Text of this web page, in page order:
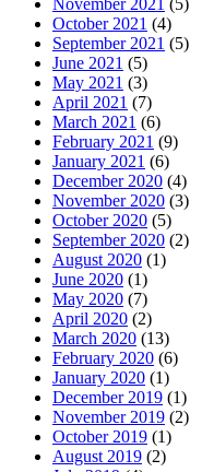
November 2021 (5)
October 2021 (4)
September 2021 (5)
June 2021 (5)
May 2021 (3)
April 2021 (7)
March 2021 (6)
February 2021 (9)
January 2021 (6)
December 2020 (4)
November 2020 (3)
October 2020 (5)
September 2020 (2)
August 2020 (1)
June 2020 (1)
May 2020 (7)
April 2020 (2)
March 2020 (13)
February 2020 (6)
January 2020 (1)
December 2019 (1)
November 2019 (2)
October 2019 (1)
August 2019 (2)